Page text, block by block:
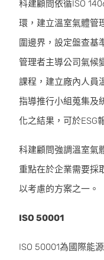
科建顧問依循ISO
環，建立溫室氣體管
圍邊界，設定盤查基
管理者主導公司氣候
課程，建立廠內人員
指導推行小組蒐集及
化之結果，可於ESG
科建顧問強調溫室氣
重點在於企業需要採
以考慮的方案之一。
ISO 50001
ISO 50001為國際能